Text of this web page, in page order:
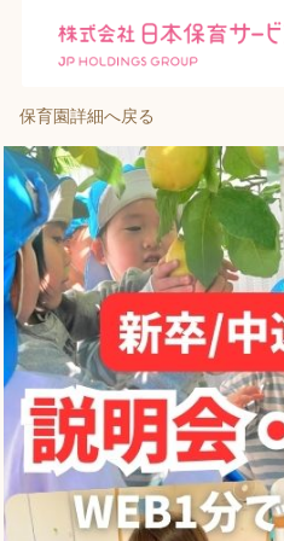
施設を探す
会社概要
投資家情報
保育園詳細へ戻る